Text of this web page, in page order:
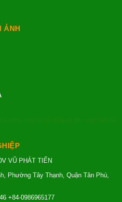
ẢNH
VŨ PHÁT TIẾN
Phường Tây Thạnh, Quận Tân Phú,
+84-0986965177